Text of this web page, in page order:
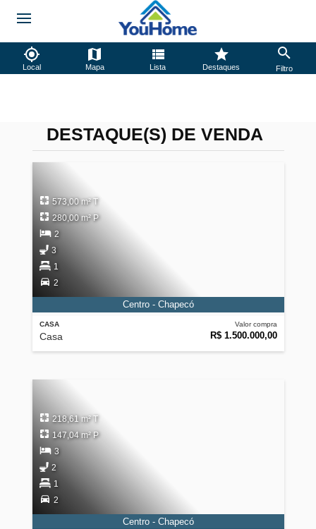
Local Mapa Lista Destaques Filtro
DESTAQUE(S) DE VENDA
CASA
Casa
Valor compra
R$ 1.500.000,00
573,00 m² T
280,00 m² P
2
3
1
2
Centro - Chapecó
218,61 m² T
147,04 m² P
3
2
1
2
Centro - Chapecó